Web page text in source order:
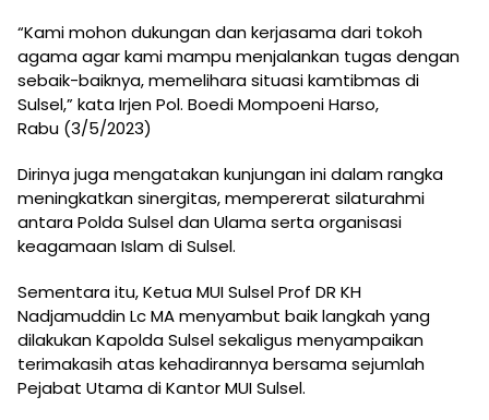
“Kami mohon dukungan dan kerjasama dari tokoh
agama agar kami mampu menjalankan tugas dengan
sebaik-baiknya, memelihara situasi kamtibmas di
Sulsel,” kata Irjen Pol. Boedi Mompoeni Harso,
Rabu (3/5/2023)
Dirinya juga mengatakan kunjungan ini dalam rangka
meningkatkan sinergitas, mempererat silaturahmi
antara Polda Sulsel dan Ulama serta organisasi
keagamaan Islam di Sulsel.
Sementara itu, Ketua MUI Sulsel Prof DR KH
Nadjamuddin Lc MA menyambut baik langkah yang
dilakukan Kapolda Sulsel sekaligus menyampaikan
terimakasih atas kehadirannya bersama sejumlah
Pejabat Utama di Kantor MUI Sulsel.